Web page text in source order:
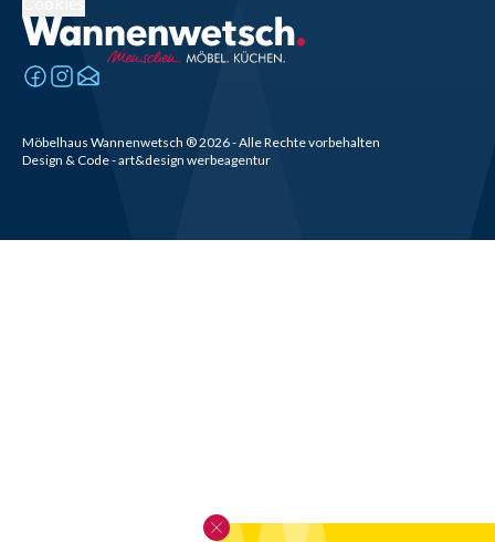
Möbelhaus Wannenwetsch ®2026- Alle Rechte vorbehalten
Design & Code - art&design werbeagentur